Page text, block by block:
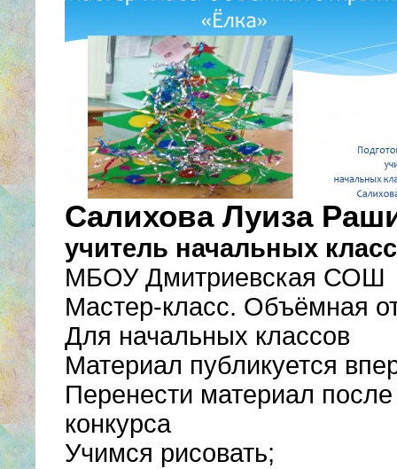
Салихова Луиза
учитель начальных
МБОУ Дмитриевская СОШ
Мастер-класс. Объёмная
Для начальных классов
Материал публикуется
Перенести материал
конкурса
Учимся рисовать;